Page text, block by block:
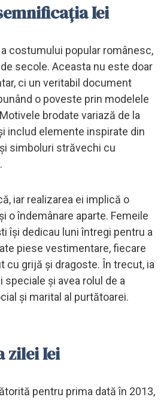
Iei
costumului popular românesc,
secole. Aceasta nu este doar
ci un veritabil document
o poveste prin modelele
brodate variază de la
includ elemente inspirate din
simboluri străvechi cu
iar realizarea ei implică o
o îndemânare aparte. Femeile
își dedicau luni întregi pentru a
piese vestimentare, fiecare
cu grijă și dragoste. În trecut, ia
speciale și avea rolul de a
și marital al purtătoarei.
zilei Iei
pentru prima dată în 2013,